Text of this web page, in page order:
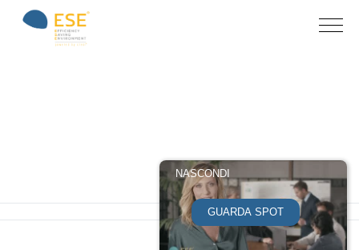
categoria
Home» Senza categoria
GUARDA SPOT
NASCONDI